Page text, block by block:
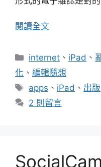
閱讀全文
分
類
internet 、 iPad 、
化 、 編輯隨想
標
籤
apps 、 iPad 、 出版
2 則留言